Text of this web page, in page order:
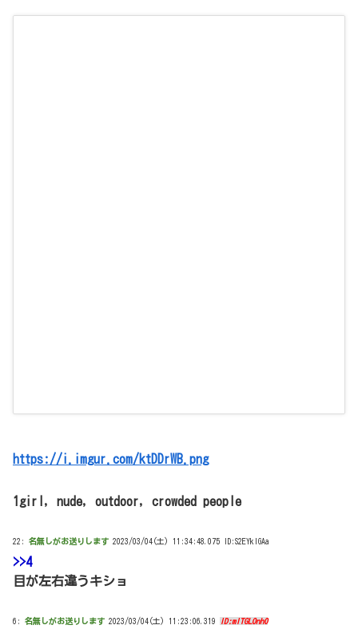
https://i.imgur.com/ktDDrWB.png
1girl, nude, outdoor, crowded people
22: 名無しがお送りします 2023/03/04(土) 11:34:48.075 ID:S2EYkIGAa
>>4
目が左右違うキショ
6: 名無しがお送りします 2023/03/04(土) 11:23:06.319 ID:mITGLOnh0